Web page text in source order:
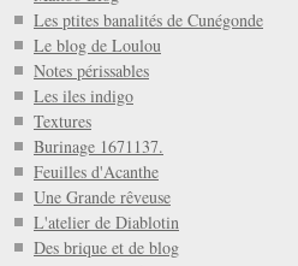
Les ptites banalités de Cunégonde
Le blog de Loulou
Notes périssables
Les iles indigo
Textures
Burinage 1671137.
Feuilles d'Acanthe
Une Grande rêveuse
L'atelier de Diablotin
Des brique et de blog